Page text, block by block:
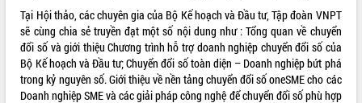
Tại Hội thảo, các chuyên gia của Bộ Kế hoạch và Đầu tư, Tập đoàn VNPT
sẽ cùng chia sẻ truyền đạt một số nội dung như : Tổng quan về chuyển
đổi số và giới thiệu Chương trình hỗ trợ doanh nghiệp chuyển đổi số của
Bộ Kế hoạch và Đầu tư; Chuyển đổi số toàn diện – Doanh nghiệp bứt phá
trong kỷ nguyên số. Giới thiệu về nền tảng chuyển đổi số oneSME cho các
Doanh nghiệp SME và các giải pháp công nghệ để chuyển đổi số phù hợp